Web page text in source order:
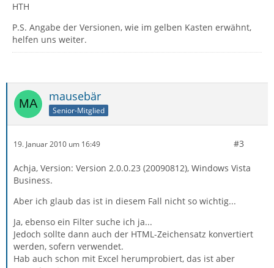
HTH
P.S. Angabe der Versionen, wie im gelben Kasten erwähnt,
helfen uns weiter.
mausebär
Senior-Mitglied
19. Januar 2010 um 16:49 #3
Achja, Version: Version 2.0.0.23 (20090812), Windows Vista
Business.
Aber ich glaub das ist in diesem Fall nicht so wichtig...
Ja, ebenso ein Filter suche ich ja...
Jedoch sollte dann auch der HTML-Zeichensatz konvertiert
werden, sofern verwendet.
Hab auch schon mit Excel herumprobiert, das ist aber